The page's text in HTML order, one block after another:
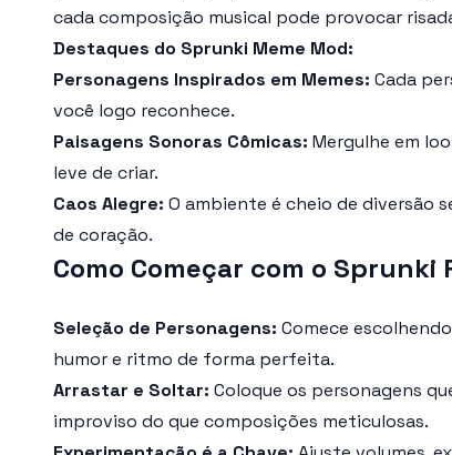
cada composição musical pode provocar
Destaques do Sprunki Meme Mod:
Personagens Inspirados em Memes: Cada
você logo reconhece.
Paisagens Sonoras Cômicas: Mergulhe em
leve de criar.
Caos Alegre: O ambiente é cheio de diversão
de coração.
Como Começar com o
Seleção de Personagens: Comece
humor e ritmo de forma perfeita.
Arrastar e Soltar: Coloque os personagens
improviso do que composições meticulosas.